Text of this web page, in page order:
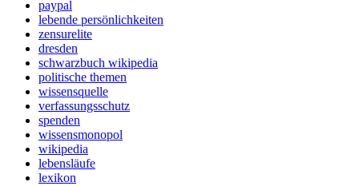
paypal
lebende persönlichkeiten
zensurelite
dresden
schwarzbuch wikipedia
politische themen
wissensquelle
verfassungsschutz
spenden
wissensmonopol
wikipedia
lebensläufe
lexikon